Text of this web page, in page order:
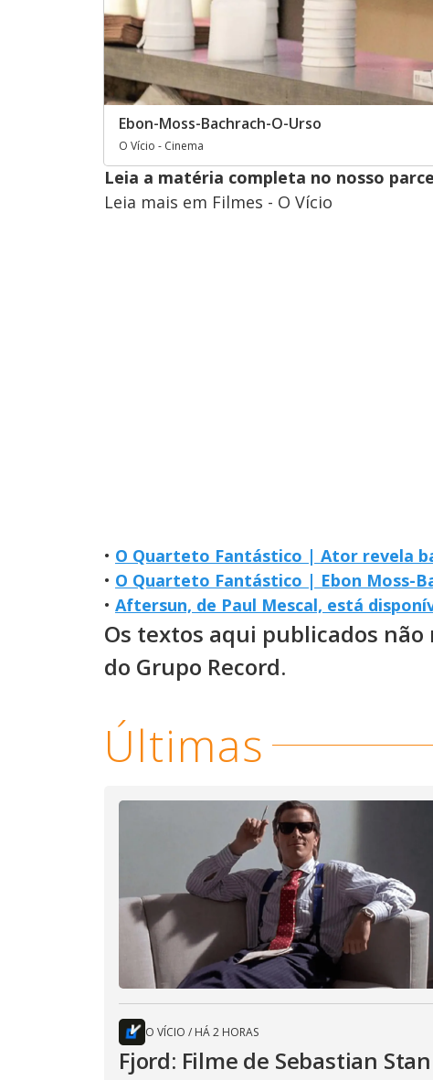
Ebon-Moss-Bachrach-O-Urso
O Vício - Cinema
Leia a matéria completa no nosso
Leia mais em Filmes - O Vício
• O Quarteto Fantástico | Ator revela
• O Quarteto Fantástico | Ebon Moss-
• Aftersun, de Paul Mescal, está
Os textos aqui publicados
do Grupo Record.
Últimas
O VÍCIO / HÁ 2 HORAS
Fjord: Filme de Sebastian